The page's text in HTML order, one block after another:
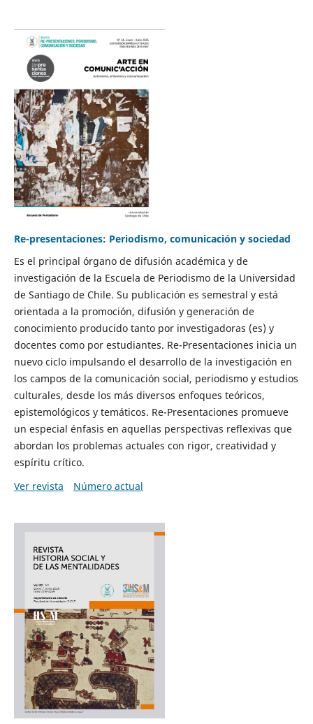
Re-presentaciones: Periodismo, comunicación y sociedad
Es el principal órgano de difusión académica y de
investigación de la Escuela de Periodismo de la Universidad
de Santiago de Chile. Su publicación es semestral y está
orientada a la promoción, difusión y generación de
conocimiento producido tanto por investigadoras (es) y
docentes como por estudiantes. Re-Presentaciones inicia un
nuevo ciclo impulsando el desarrollo de la investigación en
los campos de la comunicación social, periodismo y estudios
culturales, desde los más diversos enfoques teóricos,
epistemológicos y temáticos. Re-Presentaciones promueve
un especial énfasis en aquellas perspectivas reflexivas que
abordan los problemas actuales con rigor, creatividad y
espíritu crítico.
Ver revista
Número actual